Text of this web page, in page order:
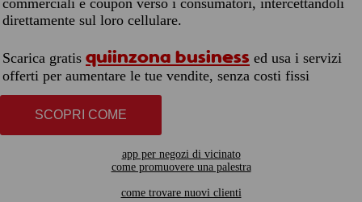
commerciali e coupon verso i consumatori, intercettandoli
direttamente sul loro cellulare.
Scarica gratis quiinzona business ed usa i servizi
offerti per aumentare le tue vendite, senza costi fissi
SCOPRI COME
app per negozi di vicinato
come promuovere una palestra
come trovare nuovi clienti